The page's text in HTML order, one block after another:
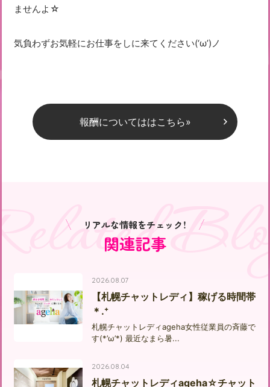
ませんよ☆
気負わずお気軽にお仕事をしに来てください(‘ω’)ノ
報酬についてははこちら»
関連記事
リアルな情報をチェック！
2026.08.07
【札幌チャットレディ】稼げる時間帯
＊.⁺
札幌チャットレディageha女性従業員の斉藤で
す(*’ω’*) 最近なまら暑...
2026.08.04
札幌チャットレディageha☆チャット